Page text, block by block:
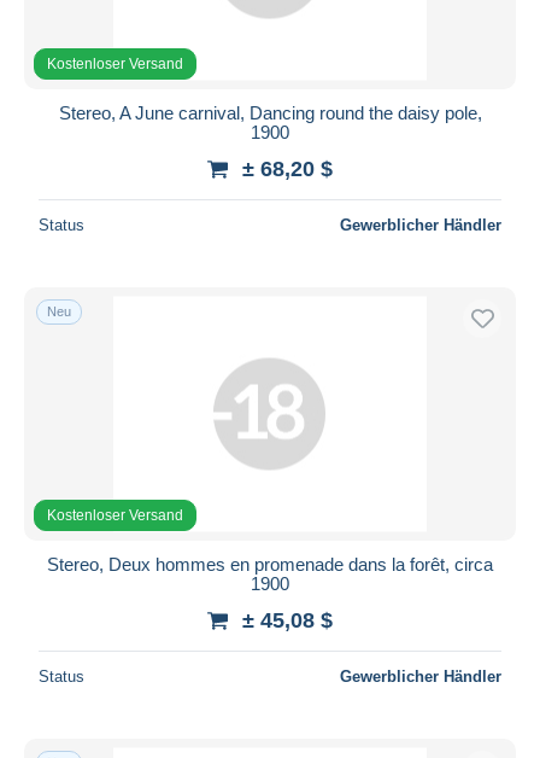
Kostenloser Versand
Stereo, A June carnival, Dancing round the daisy pole,
1900
± 68,20 $
Status Gewerblicher Händler
Neu
Kostenloser Versand
Stereo, Deux hommes en promenade dans la forêt, circa
1900
± 45,08 $
Status Gewerblicher Händler